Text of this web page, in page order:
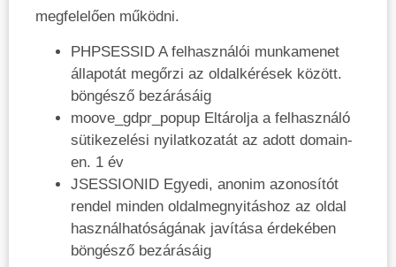
megfelelően működni.
PHPSESSID A felhasználói munkamenet
állapotát megőrzi az oldalkérések között.
böngésző bezárásáig
moove_gdpr_popup Eltárolja a felhasználó
sütikezelési nyilatkozatát az adott domain-
en. 1 év
JSESSIONID Egyedi, anonim azonosítót
rendel minden oldalmegnyitáshoz az oldal
használhatóságának javítása érdekében
böngésző bezárásáig